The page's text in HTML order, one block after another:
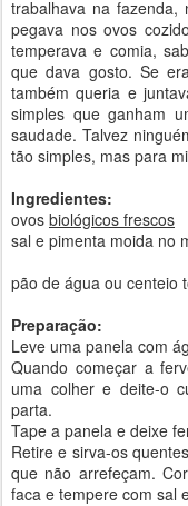
trabalhava na
pegava nos ovos
temperava e comia,
que dava gosto. Se
também queria e
simples que ganham
saudade. Talvez
tão simples, mas para
Ingredientes:
ovos biológicos frescos
sal e pimenta moida no
pão de água ou centeio
Preparação:
Leve uma panela com
Quando começar a
uma colher e deite-o
parta.
Tape a panela e deixe
Retire e sirva-os
que não arrefeçam.
faca e tempere com sal